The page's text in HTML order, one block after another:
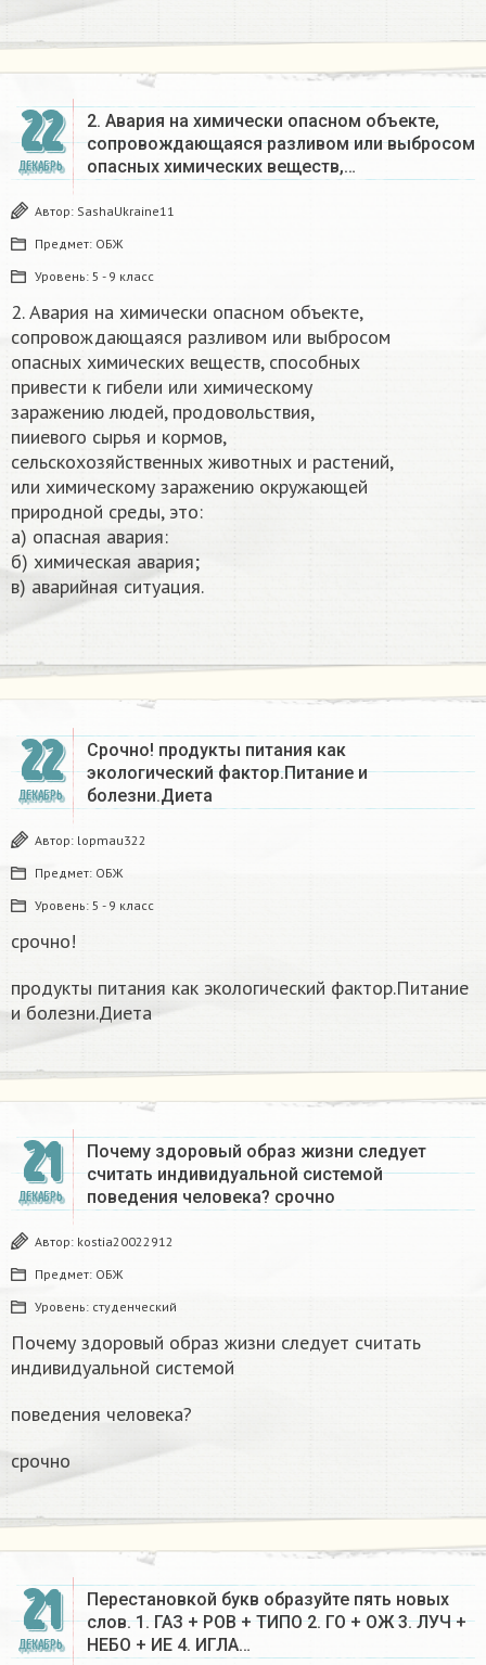
22
ДЕКАБРЬ
2. Авария на химически опасном объекте,
сопровождающаяся разливом или выбросом
опасных химических веществ,…
Автор: SashaUkraine11
Предмет: ОБЖ
Уровень: 5 - 9 класс
2. Авария на химически опасном объекте,
сопровождающаяся разливом или выбросом
опасных химических веществ, способных
привести к гибели или химическому
заражению людей, продовольствия,
пииевого сырья и кормов,
сельскохозяйственных животных и растений,
или химическому заражению окружающей
природной среды, это:
а) опасная авария:
б) химическая авария;
в) аварийная ситуация.
22
ДЕКАБРЬ
Срочно! продукты питания как
экологический фактор.Питание и
болезни.Диета
Автор: lopmau322
Предмет: ОБЖ
Уровень: 5 - 9 класс
срочно!
продукты питания как экологический фактор.Питание
и болезни.Диета
21
ДЕКАБРЬ
Почему здоровый образ жизни следует
считать индивидуальной системой
поведения человека? срочно
Автор: kostia20022912
Предмет: ОБЖ
Уровень: студенческий
Почему здоровый образ жизни следует считать
индивидуальной системой
поведения человека?
срочно
21
ДЕКАБРЬ
Перестановкой букв образуйте пять новых
слов. 1. ГАЗ + РОВ + ТИПО 2. ГО + ОЖ 3. ЛУЧ +
НЕБО + ИЕ 4. ИГЛА…